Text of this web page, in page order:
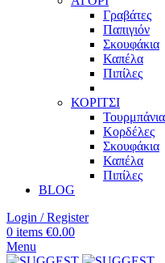
Γραβάτες
Παπιγιόν
Σκουφάκια
Καπέλα
Πιπίλες
ΚΟΡΙΤΣΙ
Τουρμπάνια
Κορδέλες
Σκουφάκια
Καπέλα
Πιπίλες
BLOG
Login / Register
0 items €0.00
Menu